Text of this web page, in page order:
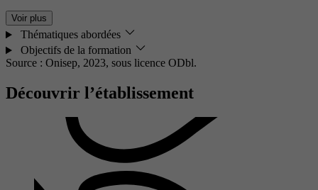
Voir plus
Thématiques abordées
Objectifs de la formation
Source : Onisep, 2023, sous licence ODbl.
Découvrir l’établissement